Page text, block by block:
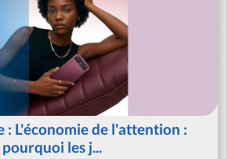
: L'économie de l'attention :
pourquoi les j...